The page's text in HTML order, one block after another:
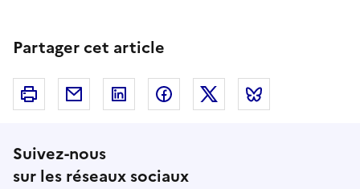
Partager cet article
Imprimer Courriel Linkedin FacebookTwitter
Suivez-nous
sur les réseaux sociaux